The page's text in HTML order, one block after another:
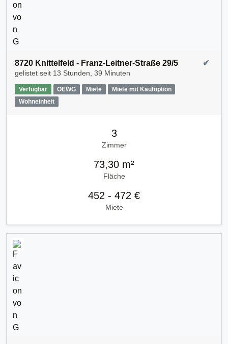
8720 Knittelfeld - Franz-Leitner-Straße 29/5
gelistet seit 13 Stunden, 39 Minuten
Verfügbar OEWG Miete
Miete mit Kaufoption
Wohneinheit
✔
3
Zimmer
73,30 m²
Fläche
452 - 472 €
Miete